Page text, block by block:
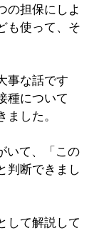
の担保にしよ
も使って、そ
事な話です
種について
した。
いて、「この
判断できまし
して解説して